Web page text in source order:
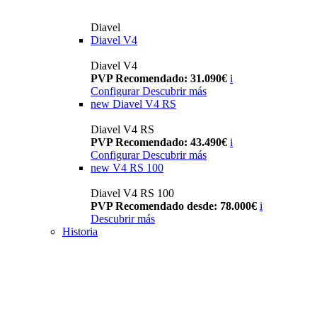
Diavel
Diavel V4
Diavel V4
PVP Recomendado: 31.090€ i
Configurar Descubrir más
new Diavel V4 RS
Diavel V4 RS
PVP Recomendado: 43.490€ i
Configurar Descubrir más
new V4 RS 100
Diavel V4 RS 100
PVP Recomendado desde: 78.000€ i
Descubrir más
Historia